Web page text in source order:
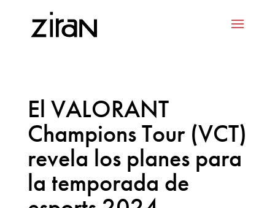
El VALORANT
Champions Tour (VCT)
revela los planes para
la temporada de